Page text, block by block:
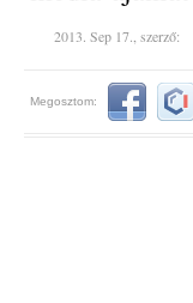
2013. Sep 17., szerző:
Megosztom: